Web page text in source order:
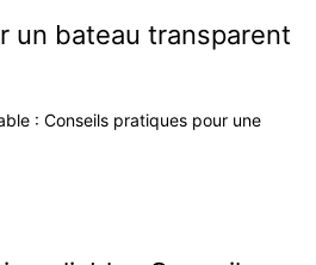
un bateau transparent